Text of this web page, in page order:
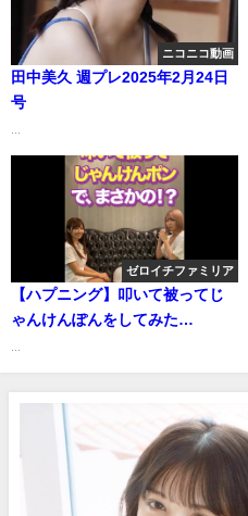
ニコニコ動画
田中美久 週プレ2025年2月24日
号
ゼロイチファミリア
【ハプニング】叩いて被ってじ
ゃんけんぽんをしてみた
さんより